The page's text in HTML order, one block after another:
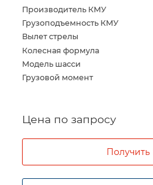
Производитель КМУ
Грузоподъемность КМУ
Вылет стрелы
Колесная формула
Модель шасси
Грузовой момент
Цена по запросу
Получить